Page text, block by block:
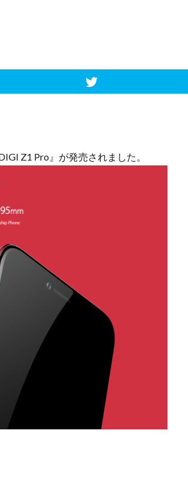
Z1 Pro』が発売されました。